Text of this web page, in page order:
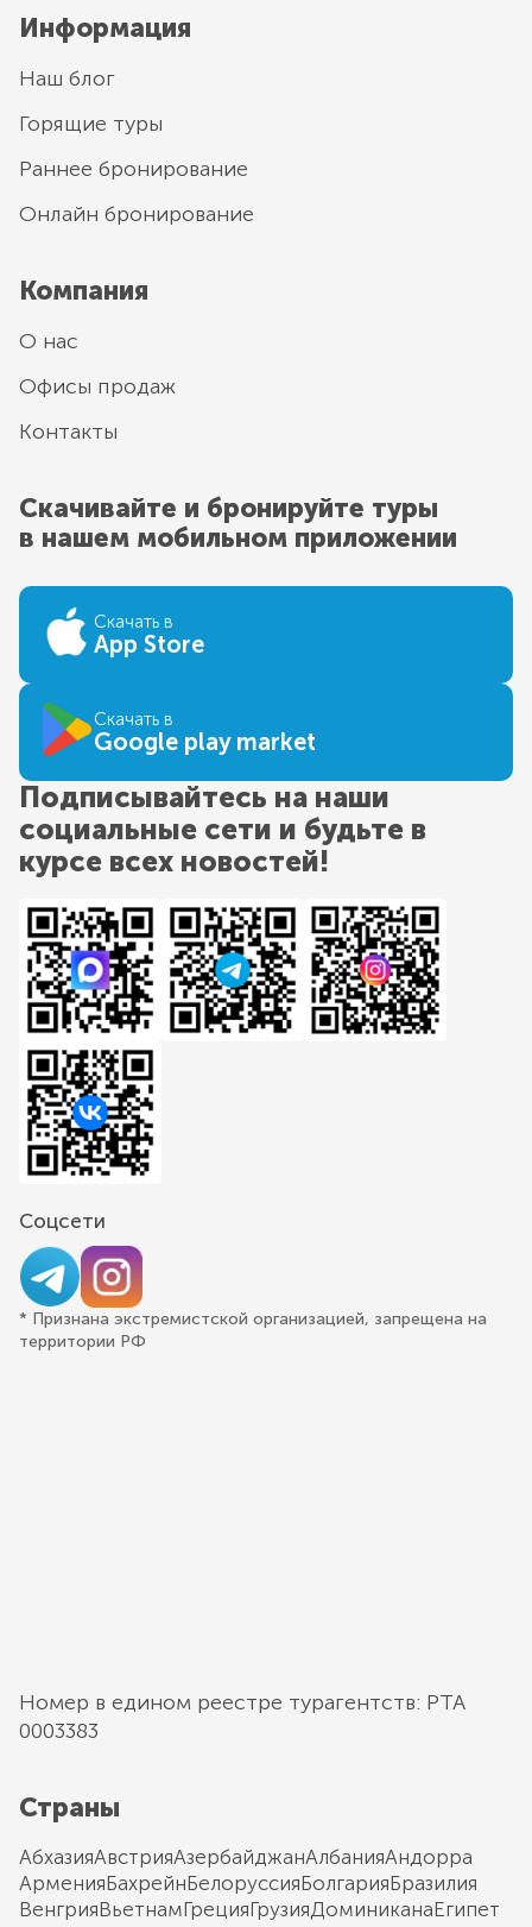
Информация
Наш блог
Горящие туры
Раннее бронирование
Онлайн бронирование
Компания
О нас
Офисы продаж
Контакты
Скачивайте и бронируйте туры
в нашем мобильном приложении
Скачать в
App Store
Скачать в
Google play market
Подписывайтесь на наши
социальные сети и будьте в
курсе всех новостей!
Соцсети
* Признана экстремистской организацией, запрещена на
территории РФ
Номер в едином реестре турагентств: РТА
0003383
Страны
АбхазияАвстрияАзербайджанАлбанияАндорра
АрменияБахрейнБелоруссияБолгарияБразилия
ВенгрияВьетнамГрецияГрузияДоминиканаЕгипет